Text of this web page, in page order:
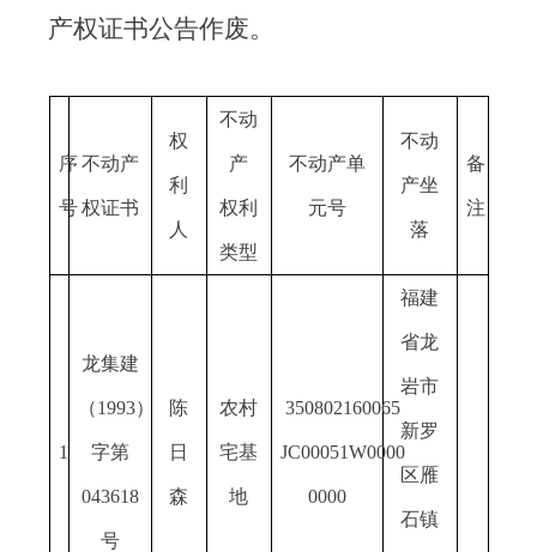
产权证书公告作废。
序
号
不动产
权证书
权
利
人
不动
产
权利
类型
不动产单
元号
不动
产坐
落
备
注
1
龙集建
（1993）
字第
043618
号
陈
日
森
农村
宅基
地
350802160065
JC00051W0000
0000
福建
省龙
岩市
新罗
区雁
石镇